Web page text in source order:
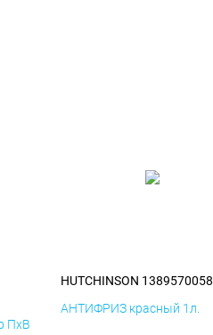
ПхВ
HUTCHINSON 1389570058
АНТИФРИЗ красный 1л.